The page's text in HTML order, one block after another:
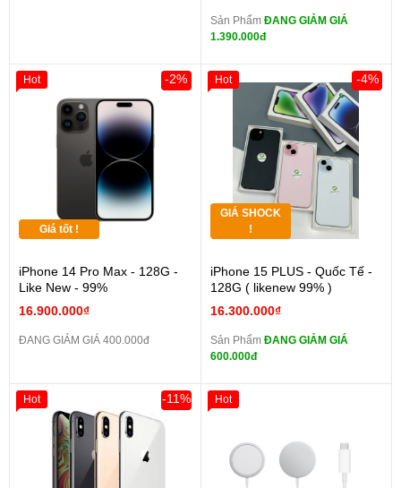
Sản Phẩm ĐANG GIẢM GIÁ
1.390.000đ
Giá tốt !
iPhone 14 Pro Max - 128G -
Like New - 99%
16.900.000₫
-2%
ĐANG GIẢM GIÁ 400.000đ
Hot
GIÁ SHOCK
!
iPhone 15 PLUS - Quốc Tế -
128G ( likenew 99% )
16.300.000₫
-4%
Sản Phẩm ĐANG GIẢM GIÁ
600.000đ
Hot
-11%
Hot Hot